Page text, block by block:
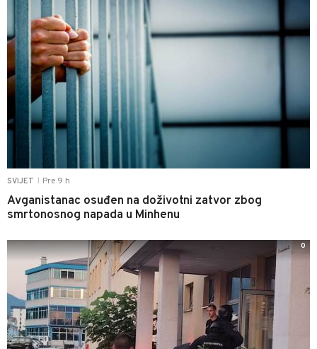
SVIJET Pre 9 h
Avganistanac osuđen na doživotni zatvor zbog
smrtonosnog napada u Minhenu
0